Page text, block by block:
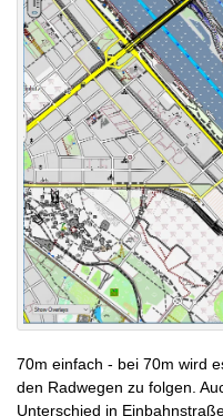
70m einfach - bei 70m wird
den Radwegen zu folgen.
Unterschied in